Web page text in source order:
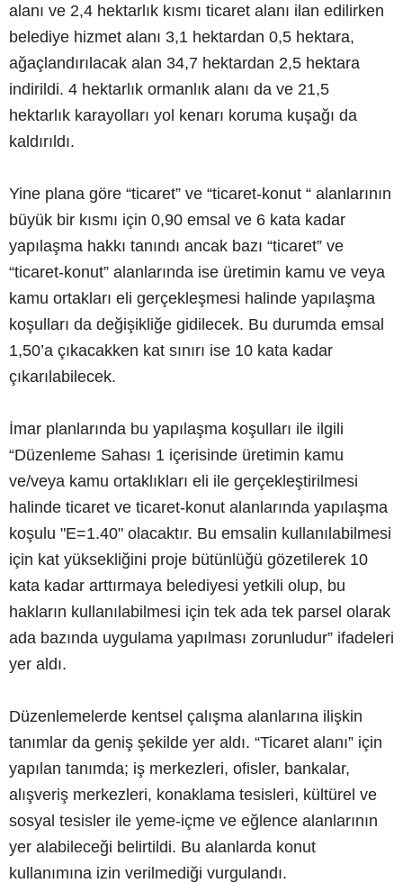
alanı ve 2,4 hektarlık kısmı ticaret alanı ilan edilirken
belediye hizmet alanı 3,1 hektardan 0,5 hektara,
ağaçlandırılacak alan 34,7 hektardan 2,5 hektara
indirildi. 4 hektarlık ormanlık alanı da ve 21,5
hektarlık karayolları yol kenarı koruma kuşağı da
kaldırıldı.
Yine plana göre “ticaret” ve “ticaret-konut “ alanlarının
büyük bir kısmı için 0,90 emsal ve 6 kata kadar
yapılaşma hakkı tanındı ancak bazı “ticaret” ve
“ticaret-konut” alanlarında ise üretimin kamu ve veya
kamu ortakları eli gerçekleşmesi halinde yapılaşma
koşulları da değişikliğe gidilecek. Bu durumda emsal
1,50’a çıkacakken kat sınırı ise 10 kata kadar
çıkarılabilecek.
İmar planlarında bu yapılaşma koşulları ile ilgili
“Düzenleme Sahası 1 içerisinde üretimin kamu
ve/veya kamu ortaklıkları eli ile gerçekleştirilmesi
halinde ticaret ve ticaret-konut alanlarında yapılaşma
koşulu "E=1.40" olacaktır. Bu emsalin kullanılabilmesi
için kat yüksekliğini proje bütünlüğü gözetilerek 10
kata kadar arttırmaya belediyesi yetkili olup, bu
hakların kullanılabilmesi için tek ada tek parsel olarak
ada bazında uygulama yapılması zorunludur” ifadeleri
yer aldı.
Düzenlemelerde kentsel çalışma alanlarına ilişkin
tanımlar da geniş şekilde yer aldı. “Ticaret alanı” için
yapılan tanımda; iş merkezleri, ofisler, bankalar,
alışveriş merkezleri, konaklama tesisleri, kültürel ve
sosyal tesisler ile yeme-içme ve eğlence alanlarının
yer alabileceği belirtildi. Bu alanlarda konut
kullanımına izin verilmediği vurgulandı.